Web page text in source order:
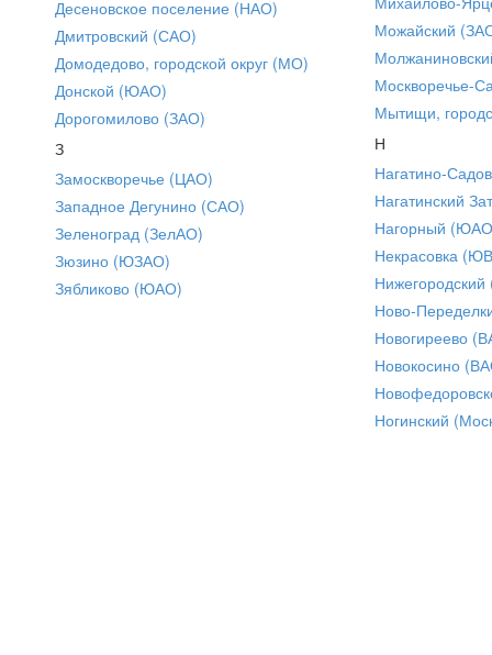
Десеновское поселение (НАО)
Дмитровский (САО)
Домодедово, городской округ (МО)
Донской (ЮАО)
Дорогомилово (ЗАО)
З
Замоскворечье (ЦАО)
Западное Дегунино (САО)
Зеленоград (ЗелАО)
Зюзино (ЮЗАО)
Зябликово (ЮАО)
Можайский
Москворечье-
Мытищи,
Н
Нагатино-
Нагатинский
Нагорный
Некрасовка
Ново-
Новогиреево
Новокосино
Ногинский